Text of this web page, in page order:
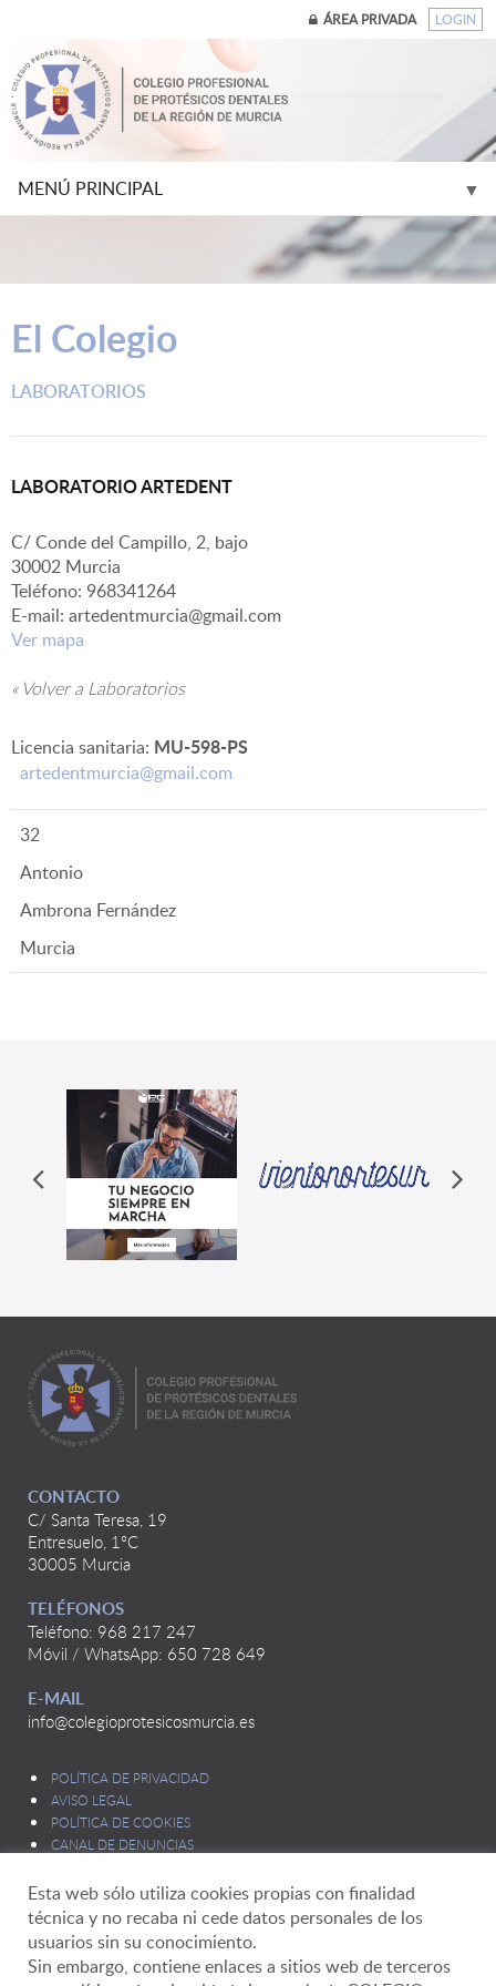
ÁREA PRIVADA LOGIN
MENÚ PRINCIPAL ▼
El Colegio
LABORATORIOS
LABORATORIO ARTEDENT
C/ Conde del Campillo, 2, bajo
30002 Murcia
Teléfono: 968341264
E-mail: artedentmurcia@gmail.com
Ver mapa
« Volver a Laboratorios
Licencia sanitaria: MU-598-PS
artedentmurcia@gmail.com
32
Antonio
Ambrona Fernández
Murcia
CONTACTO
C/ Santa Teresa, 19
Entresuelo, 1ºC
30005 Murcia
TELÉFONOS
Teléfono: 968 217 247
Móvil / WhatsApp: 650 728 649
E-MAIL
info@colegioprotesicosmurcia.es
POLÍTICA DE PRIVACIDAD
AVISO LEGAL
POLÍTICA DE COOKIES
CANAL DE DENUNCIAS
Esta web sólo utiliza cookies propias con finalidad
técnica y no recaba ni cede datos personales de los
usuarios sin su conocimiento.
Sin embargo, contiene enlaces a sitios web de terceros